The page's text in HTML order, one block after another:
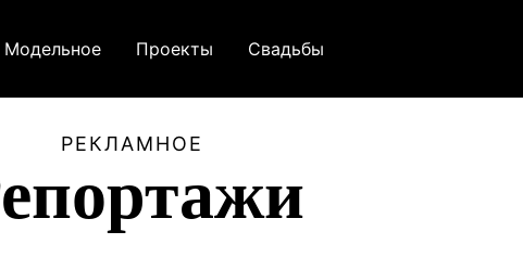
Модельное Проекты Свадьбы
РЕКЛАМНОЕ